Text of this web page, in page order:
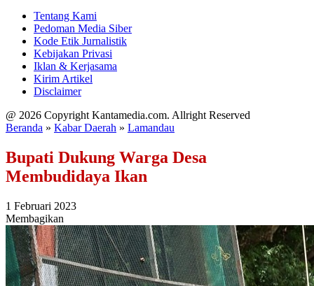
Tentang Kami
Pedoman Media Siber
Kode Etik Jurnalistik
Kebijakan Privasi
Iklan & Kerjasama
Kirim Artikel
Disclaimer
@ 2026 Copyright Kantamedia.com. Allright Reserved
Beranda » Kabar Daerah » Lamandau
Bupati Dukung Warga Desa
Membudidaya Ikan
1 Februari 2023
Membagikan